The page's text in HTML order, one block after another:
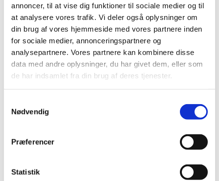
annoncer, til at vise dig funktioner til sociale medier og til
at analysere vores trafik. Vi deler også oplysninger om
din brug af vores hjemmeside med vores partnere inden
for sociale medier, annonceringspartnere og
analysepartnere. Vores partnere kan kombinere disse
data med andre oplysninger, du har givet dem, eller som
de har indsamlet fra din brug af deres tjenester.
Nødvendig
Præferencer
Statistik
2022 (2)
2021 (15)
2020 (32)
2019 (12)
december (1)
november (2)
september (3)
marts (1)
2018 (25)
2016 (19)